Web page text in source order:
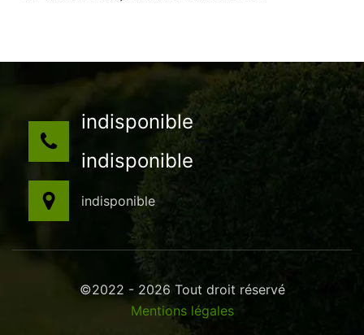
indisponible
indisponible
indisponible
©2022 - 2026 Tout droit réservé
Mentions légales